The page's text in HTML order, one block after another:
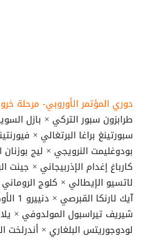
دوري المؤتمر الأوروبي- مرحلة
طرابزون سبور التركي × بازل
سبورتينغ براغا البرتغالي ×
بودوغليمت النرويجي × ليج بوزنان
كارباغ إغدام الإذربيجاني × جينت
لاتسيو الإيطالي × كلوج الروماني 1-0
آيك لارنكا القبرصي × دنييرو 1 الأوكراني 1-0
شيريف تيراسبول المولدوفي ×
لودوجوريتس البلغاري × أندرلخت